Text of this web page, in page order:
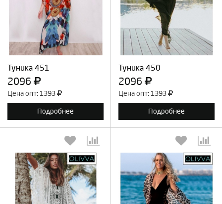
Туника 451
2096
Цена опт: 1393
Подробнее
Выберите количество:
Продолжить Отмена
Туника 450
2096
Цена опт: 1393
Подробнее
Выберите количество:
Продолжить Отмена
Выберите количество: Выберите количество: